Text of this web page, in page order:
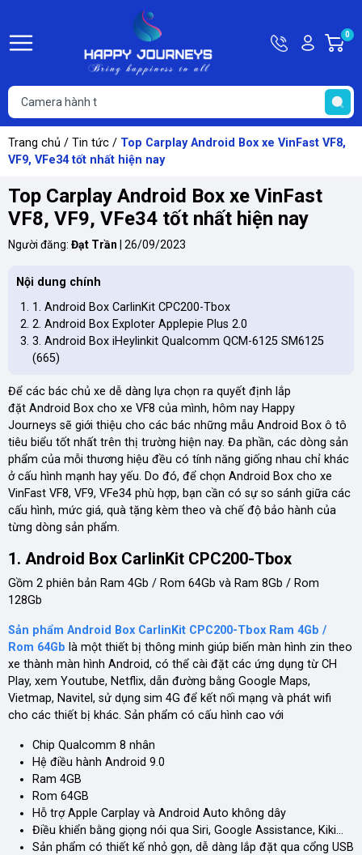
HotlineTài
khoản
Khách
0
Trang chủ / Tin tức / Top Carplay Android Box xe VinFast VF8,
VF9, VFe34 tốt nhất hiện nay
Top Carplay Android Box xe VinFast
VF8, VF9, VFe34 tốt nhất hiện nay
Người đăng: Đạt Trần | 26/09/2023
Nội dung chính
1. Android Box CarlinKit CPC200-Tbox
2. Android Box Exploter Applepie Plus 2.0
3. Android Box iHeylinkit Qualcomm QCM-6125 SM6125
(665)
Để các bác chủ xe dễ dàng lựa chọn ra quyết định lắp
đặt Android Box cho xe VF8 của mình, hôm nay Happy
Journeys sẽ giới thiệu cho các bác những mẫu Android Box ô tô
tiêu biểu tốt nhất trên thị trường hiện nay. Đa phần, các dòng sản
phẩm của mỗi thương hiệu đều có tính năng giống nhau chỉ khác
ở cấu hình mạnh hay yếu. Do đó, để chọn Android Box cho xe
VinFast VF8, VF9, VFe34 phù hợp, bạn cần có sự so sánh giữa các
cấu hình, mức giá, quà tặng kèm theo và chế độ bảo hành của
từng dòng sản phẩm.
1. Android Box CarlinKit CPC200-Tbox
Gồm 2 phiên bản Ram 4Gb / Rom 64Gb và Ram 8Gb / Rom
128Gb
Sản phẩm Android Box CarlinKit CPC200-Tbox Ram 4Gb /
Rom 64Gb là một thiết bị thông minh giúp biến màn hình zin theo
xe thành màn hình Android, có thể cài đặt các ứng dụng từ CH
Play, xem Youtube, Netflix, dẫn đường bằng Google Maps,
Vietmap, Navitel, sử dụng sim 4G để kết nối mạng và phát wifi
cho các thiết bị khác. Sản phẩm có cấu hình cao với
Chip Qualcomm 8 nhân
Hệ điều hành Android 9.0
Ram 4GB
Rom 64GB
Hỗ trợ Apple Carplay và Android Auto không dây
Điều khiển bằng giọng nói qua Siri, Google Assistance, Kiki…
Sản phẩm có thiết kế nhỏ gọn, dễ dàng lắp đặt qua cổng USB